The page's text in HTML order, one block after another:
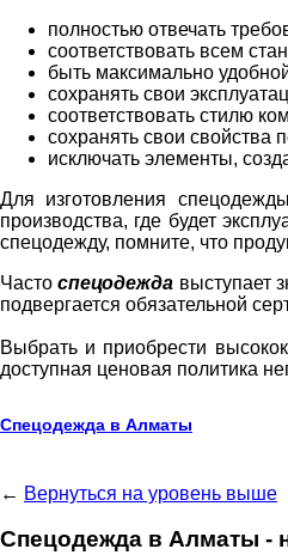
полностью отвечать
соответствовать всем
быть максимально
сохранять свои
соответствовать стилю
сохранять свои свойства
исключать элементы,
Для изготовления
производства, где будет
спецодежду, помните, что
Частоспецодежда выступает
подвергается обязательной
Выбрать и приобрести
доступная ценовая политика
Спецодежда в Алматы
← Вернуться на уровень выше
Спецодежда в Алматы -